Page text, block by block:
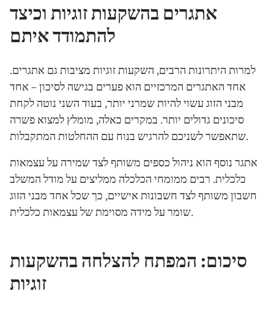
אתגרים בהשקעות זוגיות וכיצד
להתמודד איתם
למרות היתרונות הרבים, השקעות זוגיות מציבות גם אתגרים.
אחד האתגרים המרכזיים הוא פערים בגישה לסיכון – אחד
מבני הזוג עשוי להיות שמרני יותר, בעוד השני נוטה לקחת
סיכונים גדולים יותר. במקרים כאלה, מומלץ למצוא פשרה
שתאפשר לשניכם להרגיש בנוח עם ההחלטות המתקבלות.
אתגר נוסף הוא ניהול כספים משותף לצד שמירה על עצמאות
כלכלית. רבים ממומחי הכלכלה ממליצים על מודל המשלב
חשבון משותף לצד חשבונות אישיים, כך שכל אחד מבני הזוג
שומר על מידה מסוימת של עצמאות כלכלית.
סיכום: המפתח להצלחה בהשקעות
זוגיות